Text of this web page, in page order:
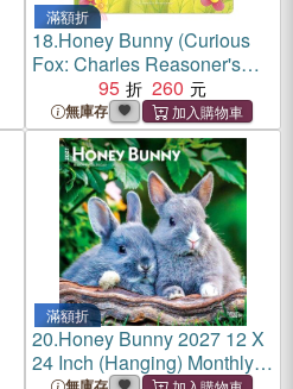
滿額折
18.Honey Bunny (Curious
Fox: Charles Reasoner's
Little Cuddles)
95 260
無庫存
滿額折
20.Honey Bunny 2027 12 X
24 Inch (Hanging) Monthly